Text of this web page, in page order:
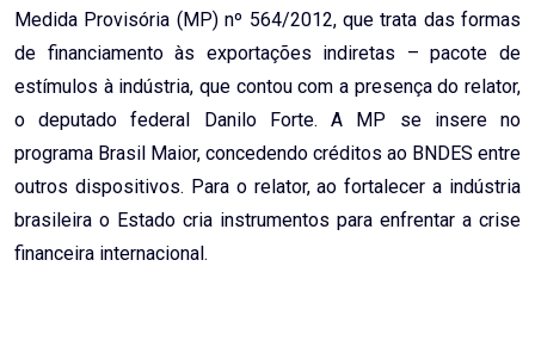
Medida Provisória (MP) nº 564/2012, que trata das formas
de financiamento às exportações indiretas – pacote de
estímulos à indústria, que contou com a presença do relator,
o deputado federal Danilo Forte. A MP se insere no
programa Brasil Maior, concedendo créditos ao BNDES entre
outros dispositivos. Para o relator, ao fortalecer a indústria
brasileira o Estado cria instrumentos para enfrentar a crise
financeira internacional.